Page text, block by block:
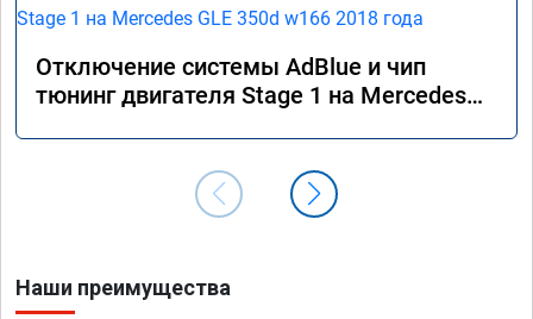
Отключение системы AdBlue и чип
тюнинг двигателя Stage 1 на Mercedes
Наши преимущества